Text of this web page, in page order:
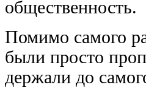
общественность.
Помимо самого
были просто
держали до